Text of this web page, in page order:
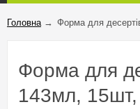
Головна → Форма для
Форма для
143мл,